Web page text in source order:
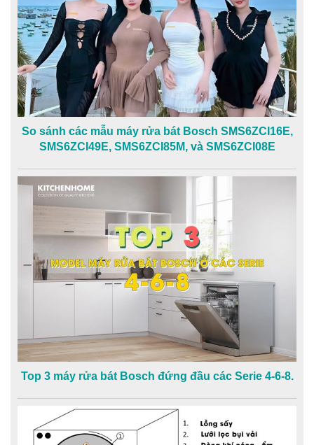
So sánh các mẫu máy rửa bát Bosch SMS6ZCI16E,
SMS6ZCI49E, SMS6ZCI85M, và SMS6ZCI08E
Top 3 máy rửa bát Bosch đứng đầu các Serie 4-6-8.